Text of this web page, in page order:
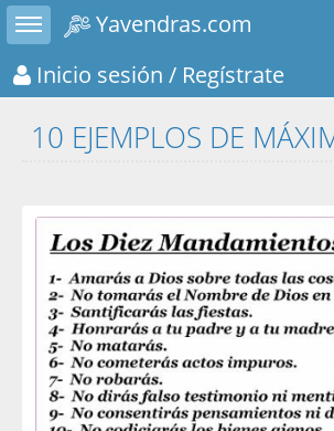
Toggle sidebar
Yavendras.com
Inicio sesión / Regístrate
10 EJEMPLOS DE